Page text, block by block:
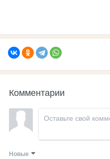
Комментарии
Новые